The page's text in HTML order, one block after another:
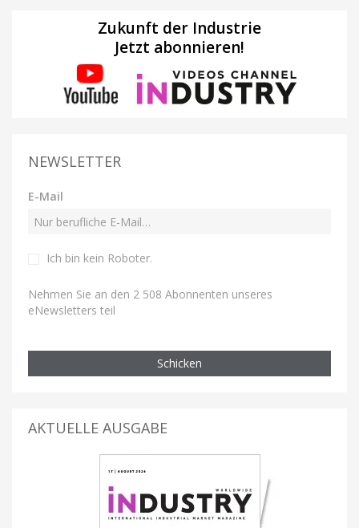
Zukunft der Industrie
Jetzt abonnieren!
NEWSLETTER
E-Mail
Ich bin kein Roboter.
Nehmen Sie an den 2 508 Abonnenten unseres
eNewsletters teil
Schicken
AKTUELLE AUSGABE